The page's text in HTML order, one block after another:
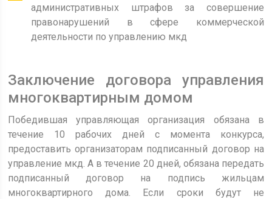
административных штрафов за совершение
правонарушений в сфере коммерческой
деятельности по управлению мкд
Заключение договора управления
многоквартирным домом
Победившая управляющая организация обязана в
течение 10 рабочих дней с момента конкурса,
предоставить организаторам подписанный договор на
управление мкд. А в течение 20 дней, обязана передать
подписанный договор на подпись жильцам
многоквартирного дома. Если сроки будут не